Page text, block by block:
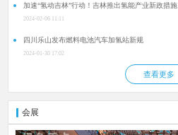
加速“氢动吉林”行动！吉林推出氢能产业新政措施
2024-02-06 11:11
四川乐山发布燃料电池汽车加氢站新规
2024-01-30 17:02
查看更多
会展